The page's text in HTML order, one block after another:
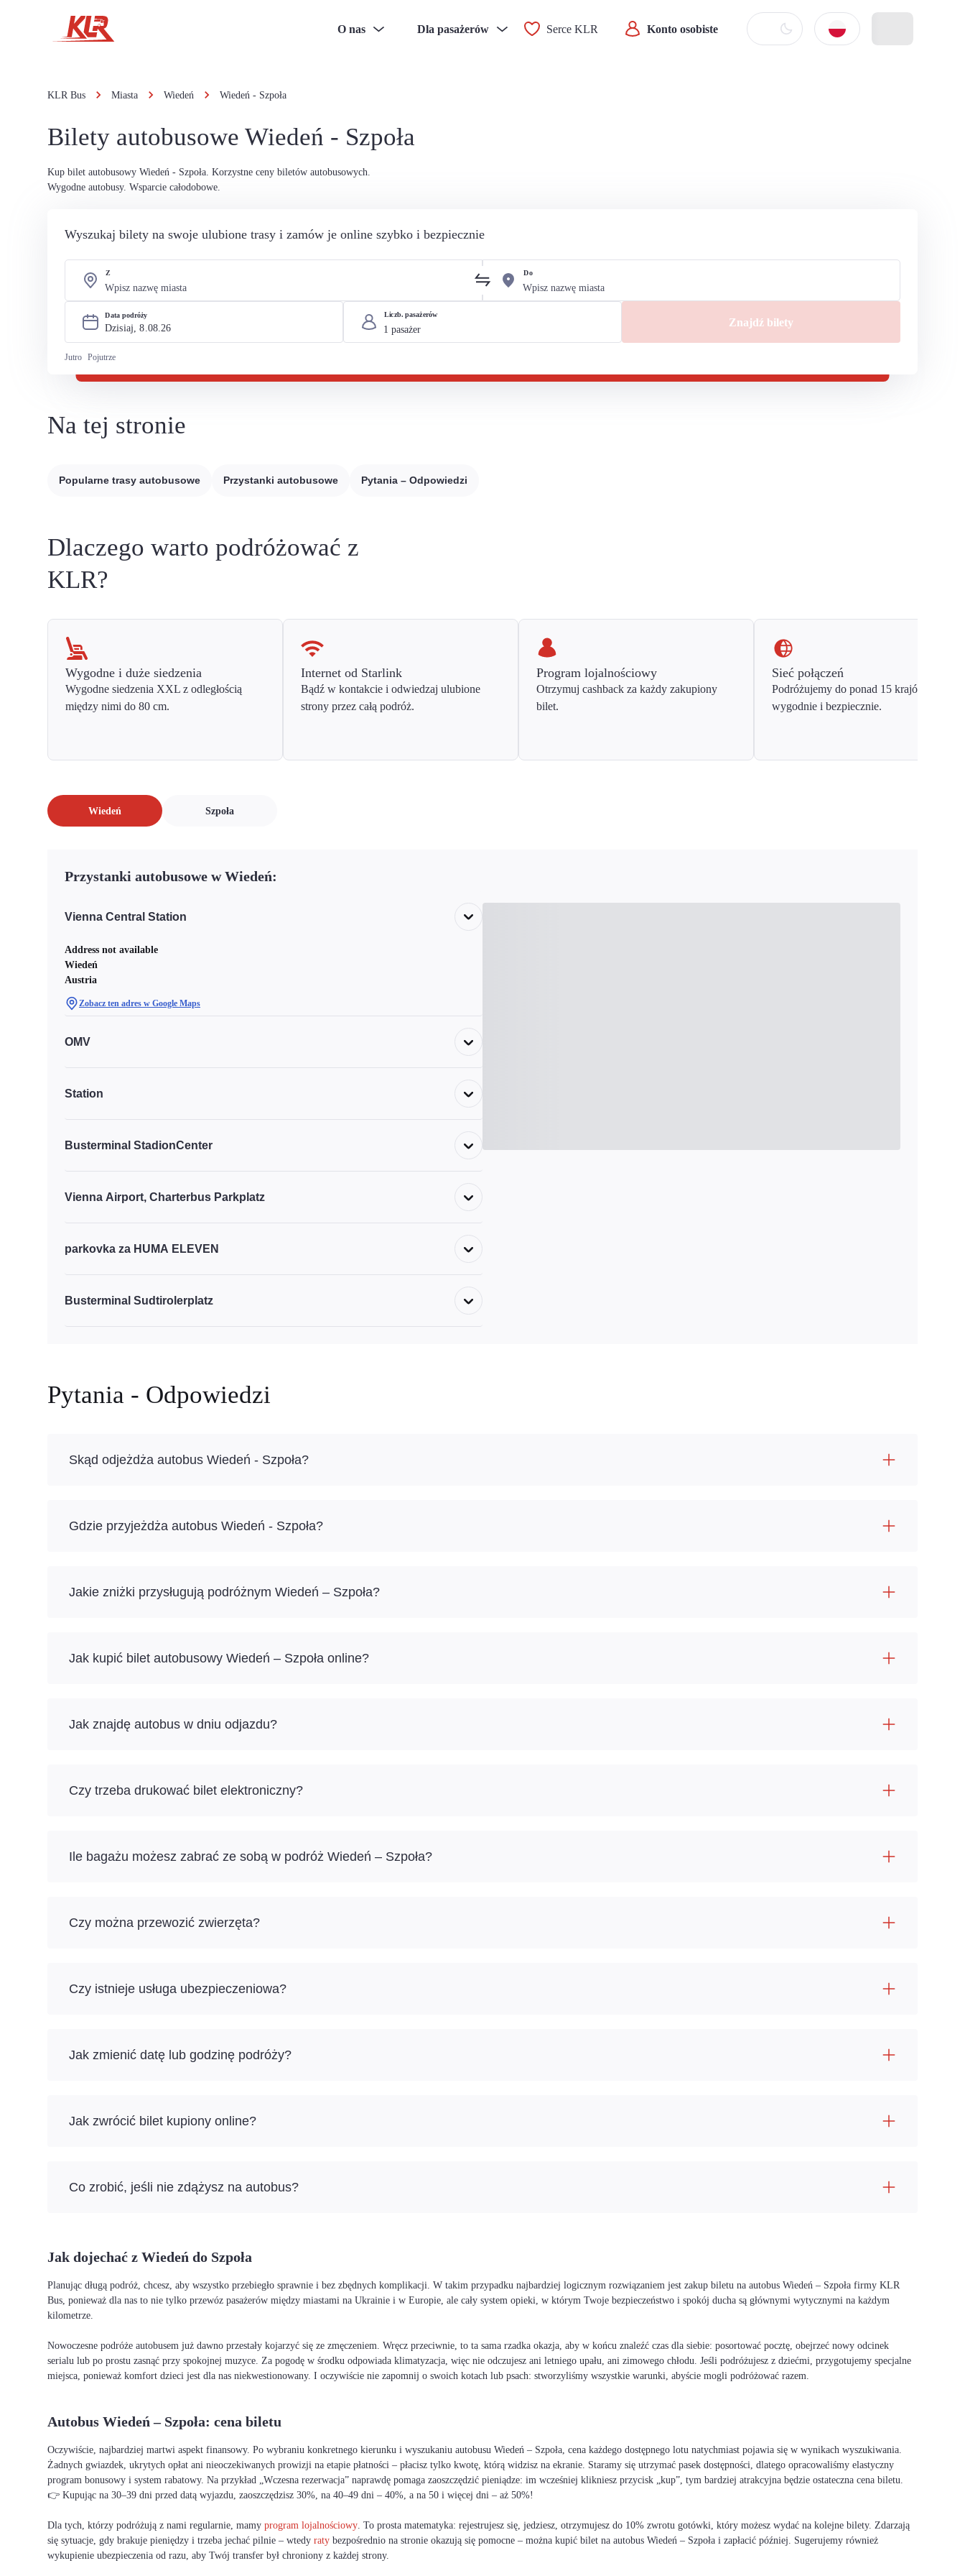
O nas Dla pasażerów Serce KLR Konto osobiste
KLR Bus Miasta Wiedeń Wiedeń - Szpoła
Bilety autobusowe Wiedeń - Szpoła
Kup bilet autobusowy Wiedeń - Szpoła. Korzystne ceny biletów autobusowych.
Wygodne autobusy. Wsparcie całodobowe.
Wyszukaj bilety na swoje ulubione trasy i zamów je online szybko i bezpiecznie
Z Do
Data podróży
Dzisiaj, 8.08.26
Jutro Pojutrze
Liczb. pasażerów
Znajdź bilety
Na tej stronie
Popularne trasy autobusowe Przystanki autobusowe Pytania – Odpowiedzi
Dlaczego warto podróżować z
KLR?
Wygodne i duże siedzenia
Wygodne siedzenia XXL z odległością
między nimi do 80 cm.
Internet od Starlink
Bądź w kontakcie i odwiedzaj ulubione
strony przez całą podróż.
Program lojalnościowy
Otrzymuj cashback za każdy zakupiony
bilet.
Sieć połączeń
Podróżujemy do ponad 15 krajów Europy
wygodnie i bezpiecznie.
Wiedeń Szpoła
Przystanki autobusowe w Wiedeń:
Vienna Central Station
Address not available
Wiedeń
Austria
Zobacz ten adres w Google Maps
OMV
Station
Busterminal StadionCenter
Vienna Airport, Charterbus Parkplatz
parkovka za HUMA ELEVEN
Busterminal Sudtirolerplatz
Pytania - Odpowiedzi
Skąd odjeżdża autobus Wiedeń - Szpoła?
Gdzie przyjeżdża autobus Wiedeń - Szpoła?
Jakie zniżki przysługują podróżnym Wiedeń – Szpoła?
Jak kupić bilet autobusowy Wiedeń – Szpoła online?
Jak znajdę autobus w dniu odjazdu?
Czy trzeba drukować bilet elektroniczny?
Ile bagażu możesz zabrać ze sobą w podróż Wiedeń – Szpoła?
Czy można przewozić zwierzęta?
Czy istnieje usługa ubezpieczeniowa?
Jak zmienić datę lub godzinę podróży?
Jak zwrócić bilet kupiony online?
Co zrobić, jeśli nie zdążysz na autobus?
Jak dojechać z Wiedeń do Szpoła
Planując długą podróż, chcesz, aby wszystko przebiegło sprawnie i bez zbędnych komplikacji. W takim przypadku najbardziej logicznym rozwiązaniem jest zakup biletu na autobus Wiedeń – Szpoła firmy KLR
Bus, ponieważ dla nas to nie tylko przewóz pasażerów między miastami na Ukrainie i w Europie, ale cały system opieki, w którym Twoje bezpieczeństwo i spokój ducha są głównymi wytycznymi na każdym
kilometrze.
Nowoczesne podróże autobusem już dawno przestały kojarzyć się ze zmęczeniem. Wręcz przeciwnie, to ta sama rzadka okazja, aby w końcu znaleźć czas dla siebie: posortować pocztę, obejrzeć nowy odcinek
serialu lub po prostu zasnąć przy spokojnej muzyce. Za pogodę w środku odpowiada klimatyzacja, więc nie odczujesz ani letniego upału, ani zimowego chłodu. Jeśli podróżujesz z dziećmi, przygotujemy specjalne
miejsca, ponieważ komfort dzieci jest dla nas niekwestionowany. I oczywiście nie zapomnij o swoich kotach lub psach: stworzyliśmy wszystkie warunki, abyście mogli podróżować razem.
Autobus Wiedeń – Szpoła: cena biletu
Oczywiście, najbardziej martwi aspekt finansowy. Po wybraniu konkretnego kierunku i wyszukaniu autobusu Wiedeń – Szpoła, cena każdego dostępnego lotu natychmiast pojawia się w wynikach wyszukiwania.
Żadnych gwiazdek, ukrytych opłat ani nieoczekiwanych prowizji na etapie płatności – płacisz tylko kwotę, którą widzisz na ekranie. Staramy się utrzymać pasek dostępności, dlatego opracowaliśmy elastyczny
program bonusowy i system rabatowy. Na przykład „Wczesna rezerwacja” naprawdę pomaga zaoszczędzić pieniądze: im wcześniej klikniesz przycisk „kup”, tym bardziej atrakcyjna będzie ostateczna cena biletu.
👉 Kupując na 30–39 dni przed datą wyjazdu, zaoszczędzisz 30%, na 40–49 dni – 40%, a na 50 i więcej dni – aż 50%!
Dla tych, którzy podróżują z nami regularnie, mamy program lojalnościowy. To prosta matematyka: rejestrujesz się, jedziesz, otrzymujesz do 10% zwrotu gotówki, który możesz wydać na kolejne bilety. Zdarzają
się sytuacje, gdy brakuje pieniędzy i trzeba jechać pilnie – wtedy raty bezpośrednio na stronie okazują się pomocne – można kupić bilet na autobus Wiedeń – Szpoła i zapłacić później. Sugerujemy również
wykupienie ubezpieczenia od razu, aby Twój transfer był chroniony z każdej strony.